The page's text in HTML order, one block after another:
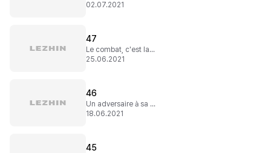
02.07.2021
47
Le combat, c'est la vie
25.06.2021
46
Un adversaire à sa taille
18.06.2021
45